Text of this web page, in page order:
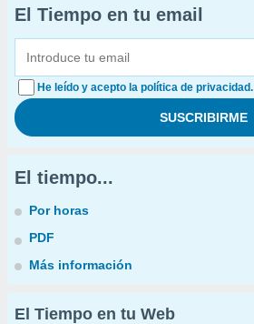
El Tiempo en tu email
He leído y acepto la política de privacidad.
El tiempo...
Por horas
PDF
Más información
El Tiempo en tu Web